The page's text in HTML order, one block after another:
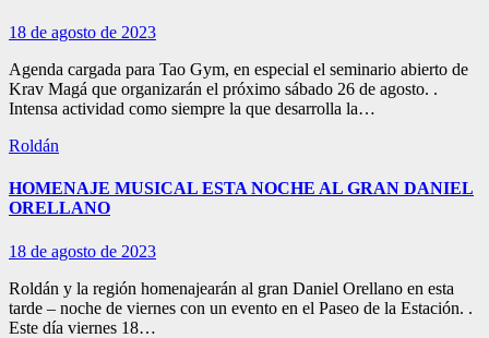
18 de agosto de 2023
Agenda cargada para Tao Gym, en especial el seminario abierto de
Krav Magá que organizarán el próximo sábado 26 de agosto. .
Intensa actividad como siempre la que desarrolla la…
Roldán
HOMENAJE MUSICAL ESTA NOCHE AL GRAN DANIEL
ORELLANO
18 de agosto de 2023
Roldán y la región homenajearán al gran Daniel Orellano en esta
tarde – noche de viernes con un evento en el Paseo de la Estación. .
Este día viernes 18…